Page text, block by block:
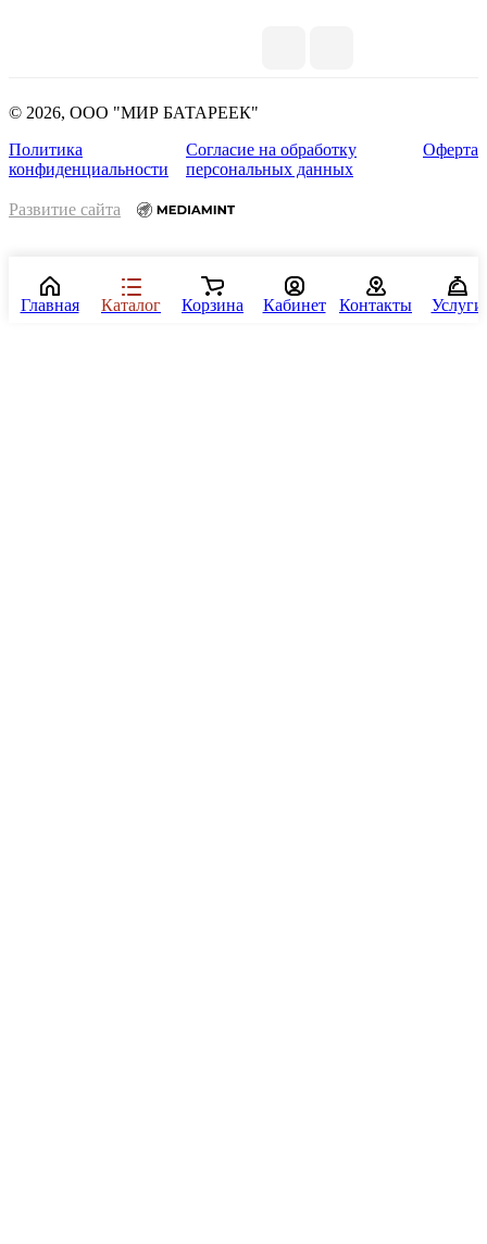
© 2026, ООО "МИР БАТАРЕЕК"
Политика
конфиденциальности
Согласие на обработку
персональных данных
Оферта
Развитие сайта
Главная Каталог Корзина Кабинет Контакты Услуги